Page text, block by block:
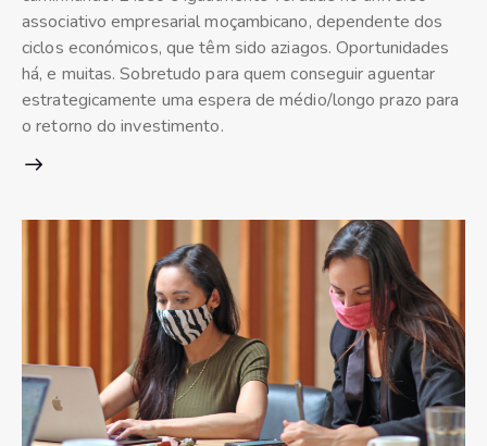
associativo empresarial moçambicano, dependente dos
ciclos económicos, que têm sido aziagos. Oportunidades
há, e muitas. Sobretudo para quem conseguir aguentar
estrategicamente uma espera de médio/longo prazo para
o retorno do investimento.